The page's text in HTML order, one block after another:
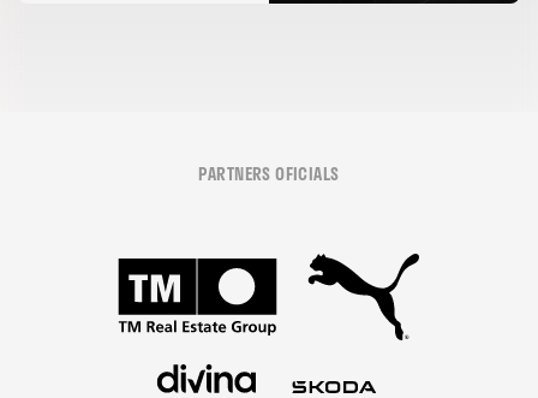
PARTNERS OFICIALS